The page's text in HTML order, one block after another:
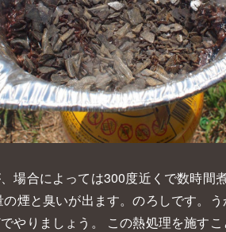
場合によっては300度近くで数時間
煙と臭いが出ます。のろしです。
やりましょう。 この熱処理を施す